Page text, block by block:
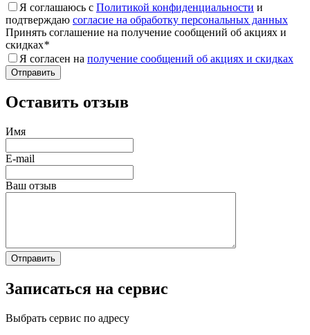
Я соглашаюсь с Политикой конфиденциальности и
подтверждаю согласие на обработку персональных данных
Принять соглашение на получение сообщений об акциях и
скидках*
Я согласен на получение сообщений об акциях и скидках
Оставить отзыв
Имя
E-mail
Ваш отзыв
Записаться на сервис
Выбрать сервис по адресу